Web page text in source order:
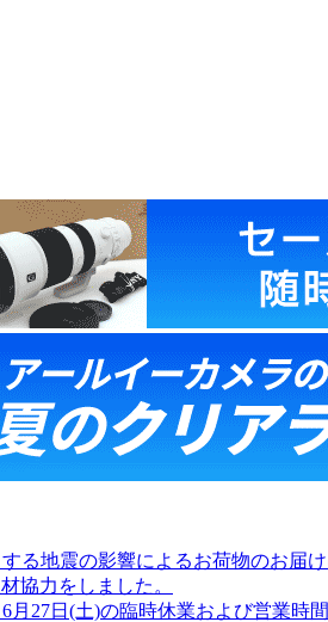
する地震の影響によるお荷物のお届
協力をしました。
月27日(土)の臨時休業および営業時